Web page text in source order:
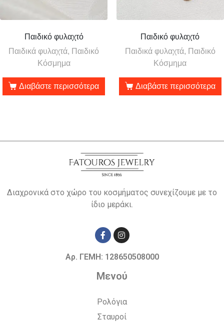
Παιδικό φυλαχτό
Παιδικά φυλαχτά, Παιδικό
Κόσμημα
Διαβάστε περισσότερα
Παιδικό φυλαχτό
Παιδικά φυλαχτά, Παιδικό
Κόσμημα
Διαβάστε περισσότερα
Διαχρονικά στο χώρο του κοσμήματος συνεχίζουμε με το
ίδιο μεράκι.
Αρ. ΓΕΜΗ: 128650508000
Μενού
Ρολόγια
Σταυροί